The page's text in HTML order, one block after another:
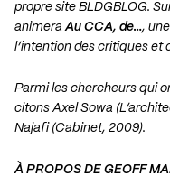
propre site BLDGBLOG.
animeraAu CCA, de…,
l’intention des critiques et
Parmi les chercheurs qui
citons Axel Sowa
Najafi (Cabinet, 2009).
À PROPOS DE GEOFF